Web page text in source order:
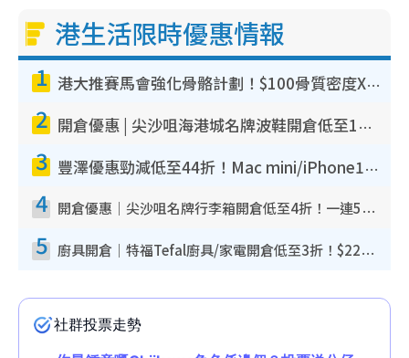
港生活限時優惠情報
1 港大推賽馬會強化骨骼計劃！$100骨質密度X光檢查 完成免費運動訓練送超市禮券！附參加資格
2 開倉優惠 | 尖沙咀海港城名牌波鞋開倉低至1折！On鞋$899起／Joy&Peace鞋履$98起
3 豐澤優惠勁減低至44折！Mac mini/iPhone17Pro大減價！廚房家電$220起
4 開倉優惠｜尖沙咀名牌行李箱開倉低至4折！一連5日 American Tourister/ace./Hallmark $200起！
5 廚具開倉｜特福Tefal廚具/家電開倉低至3折！$220起買平底鍋/炒鑊/湯煲！電飯煲/吸塵機/燙斗$418起